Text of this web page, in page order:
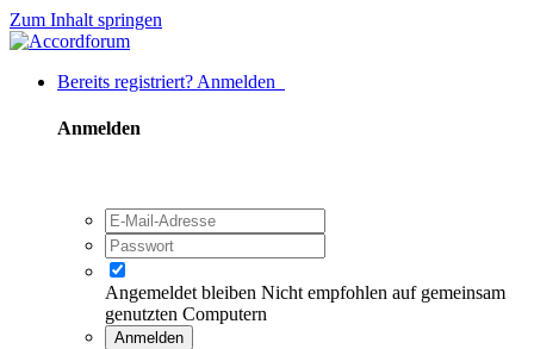
Zum Inhalt springen
Bereits registriert? Anmelden
Anmelden
Angemeldet bleiben Nicht empfohlen auf gemeinsam
genutzten Computern
Anmelden